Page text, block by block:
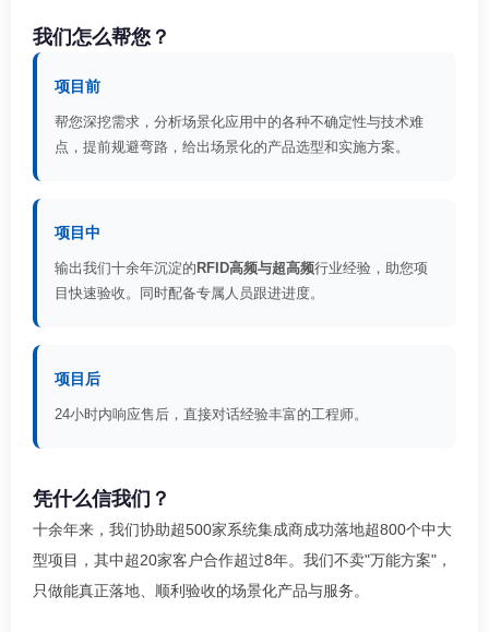
我们怎么帮您？
项目前
帮您深挖需求，分析场景化应用中的各种不确定性与技术难
点，提前规避弯路，给出场景化的产品选型和实施方案。
项目中
输出我们十余年沉淀的 RFID高频与超高频行业经验，助您项
目快速验收。同时配备专属人员跟进进度。
项目后
24小时内响应售后，直接对话经验丰富的工程师。
凭什么信我们？
十余年来，我们协助超500家系统集成商成功落地超800个中大
型项目，其中超20家客户合作超过8年。我们不卖"万能方案"，
只做能真正落地、顺利验收的场景化产品与服务。